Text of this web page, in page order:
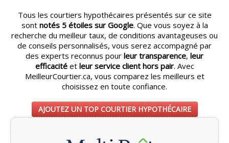
CATÉGORIES▼
ACHETEUR / VENDEUR▼
ENTREPRENEURS▼
ESPACE COURTIER▼
Tous les courtiers hypothécaires présentés sur ce site
sont notés 5 étoiles sur Google. Que vous soyez à la
recherche du meilleur taux, de conditions avantageuses ou
de conseils personnalisés, vous serez accompagné par
des experts reconnus pour leur transparence, leur
efficacitéet leur service client hors pair. Avec
MeilleurCourtier.ca, vous comparez les meilleurs et
choisissez en toute confiance.
AJOUTEZ UN TOP COURTIER HYPOTHÉCAIRE